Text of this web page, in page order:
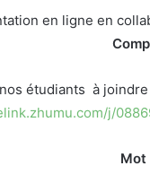
en ligne en
étudiants à
j/
Mot